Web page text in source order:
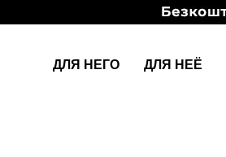
ДЛЯ НЕГО ДЛЯ НЕЁ